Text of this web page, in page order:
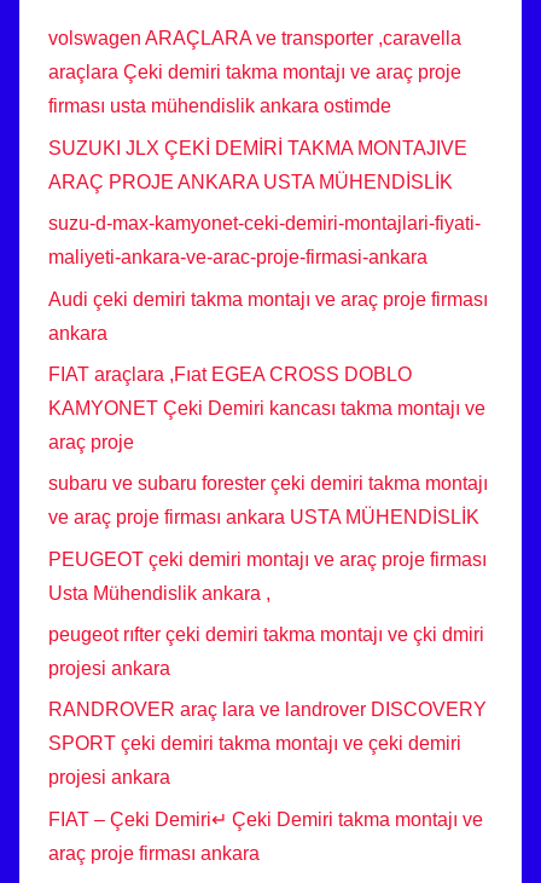
volswagen ARAÇLARA ve transporter ,caravella
araçlara Çeki demiri takma montajı ve araç proje
firması usta mühendislik ankara ostimde
SUZUKI JLX ÇEKİ DEMİRİ TAKMA MONTAJIVE
ARAÇ PROJE ANKARA USTA MÜHENDİSLİK
suzu-d-max-kamyonet-ceki-demiri-montajlari-fiyati-
maliyeti-ankara-ve-arac-proje-firmasi-ankara
Audi çeki demiri takma montajı ve araç proje firması
ankara
FIAT araçlara ,Fıat EGEA CROSS DOBLO
KAMYONET Çeki Demiri kancası takma montajı ve
araç proje
subaru ve subaru forester çeki demiri takma montajı
ve araç proje firması ankara USTA MÜHENDİSLİK
PEUGEOT çeki demiri montajı ve araç proje firması
Usta Mühendislik ankara ,
peugeot rıfter çeki demiri takma montajı ve çki dmiri
projesi ankara
RANDROVER araç lara ve landrover DISCOVERY
SPORT çeki demiri takma montajı ve çeki demiri
projesi ankara
FIAT – Çeki Demiri↵ Çeki Demiri takma montajı ve
araç proje firması ankara